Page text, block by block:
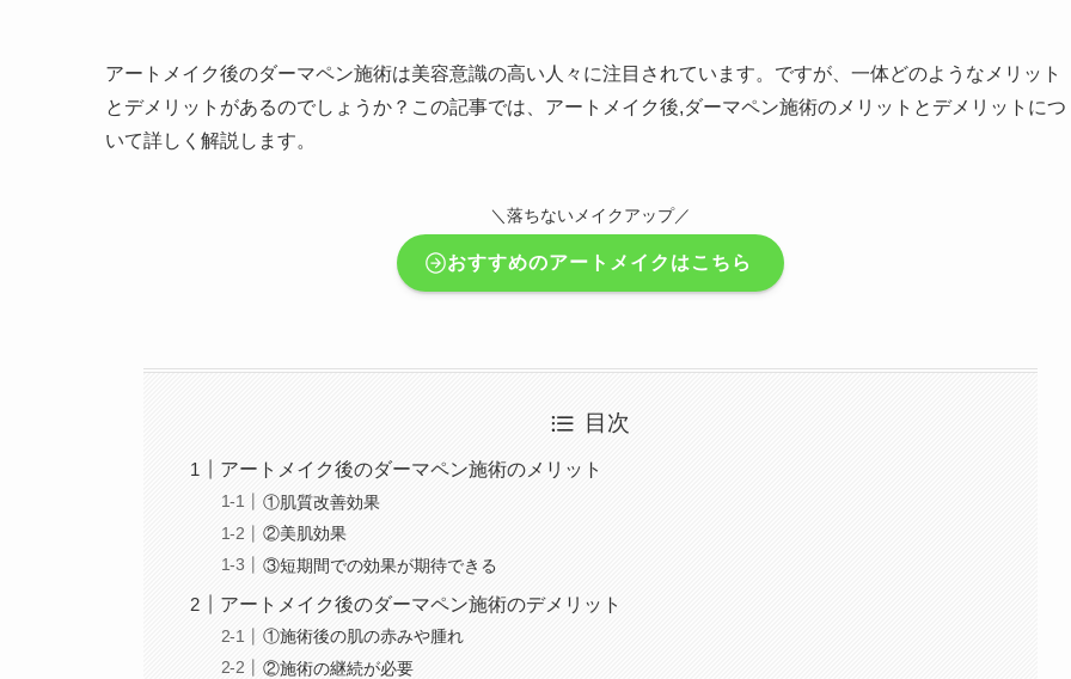
アートメイク後のダーマペン施術は美容意識の高い人々に注目されています。ですが、一体どのようなメリット
とデメリットがあるのでしょうか？この記事では、アートメイク後,ダーマペン施術のメリットとデメリットにつ
いて詳しく解説します。
＼落ちないメイクアップ／
おすすめのアートメイクはこちら
目次
アートメイク後のダーマペン施術のメリット
①肌質改善効果
②美肌効果
③短期間での効果が期待できる
アートメイク後のダーマペン施術のデメリット
①施術後の肌の赤みや腫れ
②施術の継続が必要